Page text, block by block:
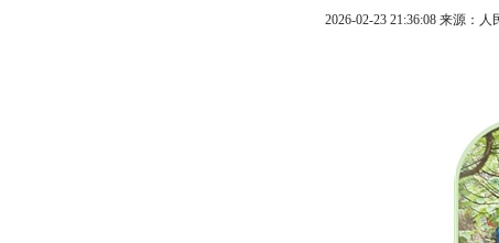
2026-02-23 21:36:08 来源：人